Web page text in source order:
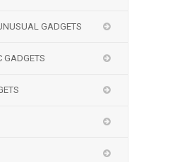
GADGETS
GADGETS